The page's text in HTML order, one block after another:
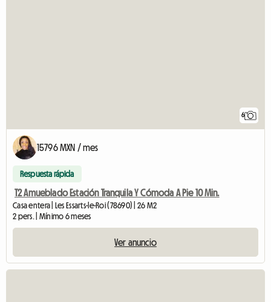
6
15796 MXN / mes
Respuesta rápida
T2 Amueblado Estación Tranquila Y Cómoda A Pie 10 Min.
Casa entera | Les Essarts-le-Roi (78690) | 26 M2
2 pers. | Mínimo 6 meses
Ver anuncio